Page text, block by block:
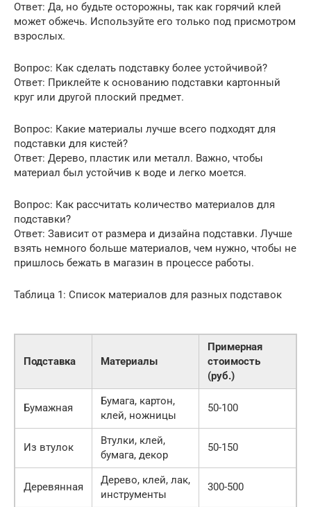
Ответ: Да, но будьте осторожны, так как горячий клей
может обжечь. Используйте его только под присмотром
взрослых.
Вопрос: Как сделать подставку более устойчивой?
Ответ: Приклейте к основанию подставки картонный
круг или другой плоский предмет.
Вопрос: Какие материалы лучше всего подходят для
подставки для кистей?
Ответ: Дерево, пластик или металл. Важно, чтобы
материал был устойчив к воде и легко моется.
Вопрос: Как рассчитать количество материалов для
подставки?
Ответ: Зависит от размера и дизайна подставки. Лучше
взять немного больше материалов, чем нужно, чтобы не
пришлось бежать в магазин в процессе работы.
Таблица 1: Список материалов для разных подставок
Подставка Материалы
Примерная
стоимость
(руб.)
Бумажная
Бумага, картон,
клей, ножницы
50-100
Из втулок
Втулки, клей,
бумага, декор
50-150
Деревянная
Дерево, клей, лак,
инструменты
300-500